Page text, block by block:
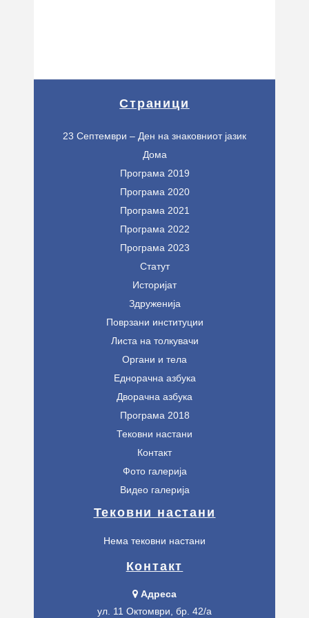
Страници
23 Септември – Ден на знаковниот јазик
Дома
Програма 2019
Програма 2020
Програма 2021
Програма 2022
Програма 2023
Статут
Историјат
Здруженија
Поврзани институции
Листа на толкувачи
Органи и тела
Еднорачна азбука
Дворачна азбука
Програма 2018
Тековни настани
Контакт
Фото галерија
Видео галерија
Тековни настани
Нема тековни настани
Контакт
Адреса
ул. 11 Октомври, бр. 42/а